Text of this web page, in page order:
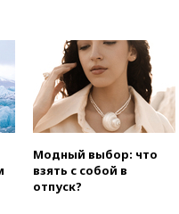
Силы ПВО сбили почти
БПЛА над российскими
Лукашенко призвал
покупать избы в
Нигерия стала
поставщиком
Модный выбор: что
взять с собой в
отпуск?